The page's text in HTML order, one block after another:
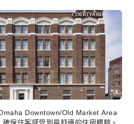
Downtown/Old Market Area